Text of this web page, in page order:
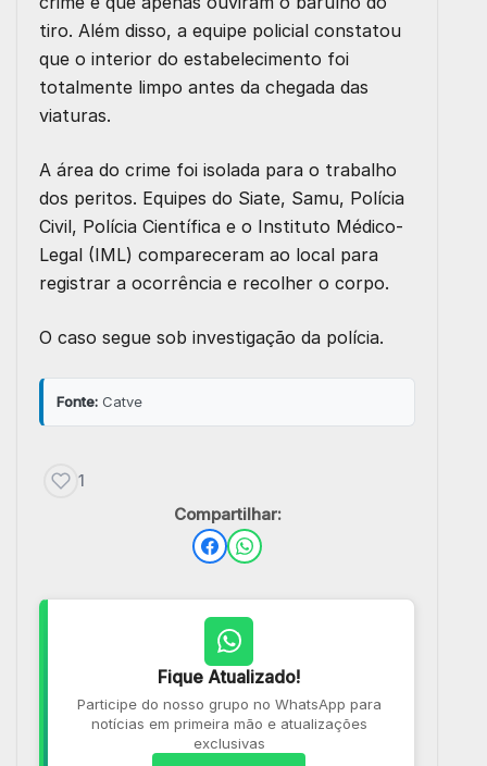
tiro. Além disso, a equipe policial constatou
que o interior do estabelecimento foi
totalmente limpo antes da chegada das
viaturas.
A área do crime foi isolada para o trabalho
dos peritos. Equipes do Siate, Samu, Polícia
Civil, Polícia Científica e o Instituto Médico-
Legal (IML) compareceram ao local para
registrar a ocorrência e recolher o corpo.
O caso segue sob investigação da polícia.
Fonte: Catve
1
Compartilhar:
Fique Atualizado!
Participe do nosso grupo no WhatsApp para
notícias em primeira mão e atualizações
exclusivas